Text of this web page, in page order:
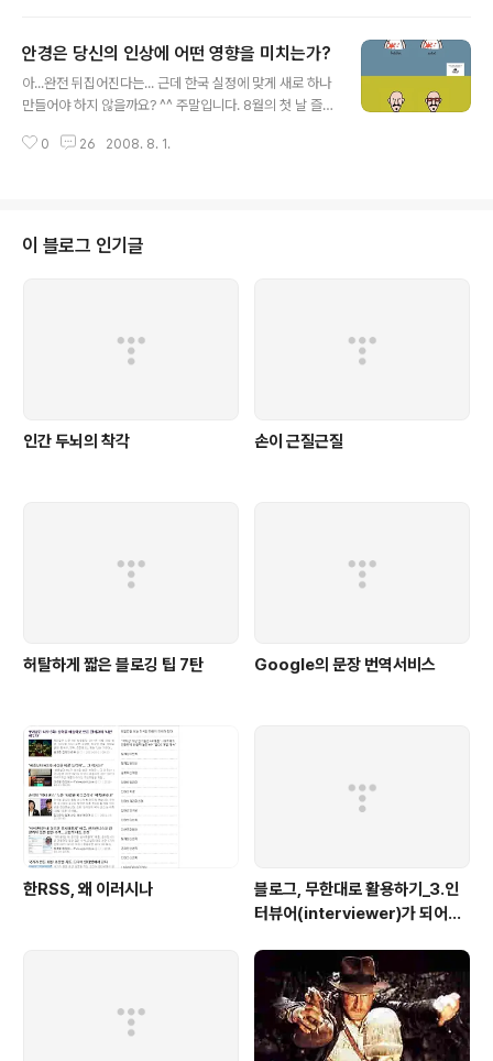
런 개...만도 못한 대우를...쿨럭 불경기가 되면 백화점 의류
매장의 매출이 줄어드는 품목 순서랍니다. 1. 남성복 (ㅠ,.
ㅠ) 2. 유아복 3. 여성복 4. 명품 브랜드 (이런...염장!!) 뭐...
안경은 당신의 인상에 어떤 영향을 미치는가?
아...완전 뒤집어진다는... 근데 한국 실정에 맞게 새로 하나
만들어야 하지 않을까요? ^^ 주말입니다. 8월의 첫 날 즐겁
생각납니다.) 덧1) 행여 필기체가 읽기에 저거하신 분들을
0 26 2008. 8. 1.
이 블로그 인기글
인간 두뇌의 착각 손이 근질근질
허탈하게 짧은 블로깅 팁 7탄 Google의 문장 번역서비스
한RSS, 왜 이러시나
블로그, 무한대로 활용하기_3.인
터뷰어(interviewer)가 되어보